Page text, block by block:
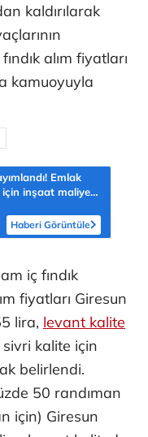
kaldırılarak
alım fiyatları
kamuoyuyla
Emlak
için inşaat maliyet
Haberi Görüntüle
iç fındık
fiyatları Giresun
lira, levant kalite
kalite için
belirlendi.
50 randıman
için) Giresun